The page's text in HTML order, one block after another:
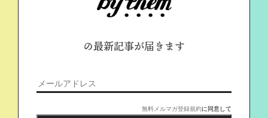
の最新記事が届きます
無料メルマガ登録規約に同意して